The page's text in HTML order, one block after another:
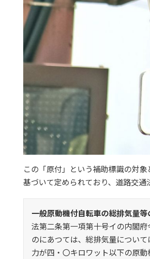
この「原付」という補助標識の対
基づいて定められており、道路交通
一般原動機付自転車の総排気量等
法第二条第一項第十号イの内閣
のにあつては、総排気量につい
力が四・〇キロワット以下の原